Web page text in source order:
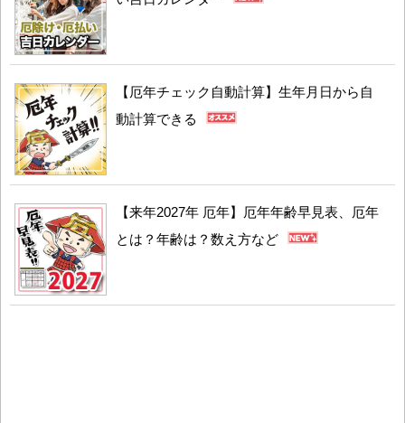
【厄年チェック自動計算】生年月日から自
動計算できる
【来年2027年 厄年】厄年年齢早見表、厄年
とは？年齢は？数え方など